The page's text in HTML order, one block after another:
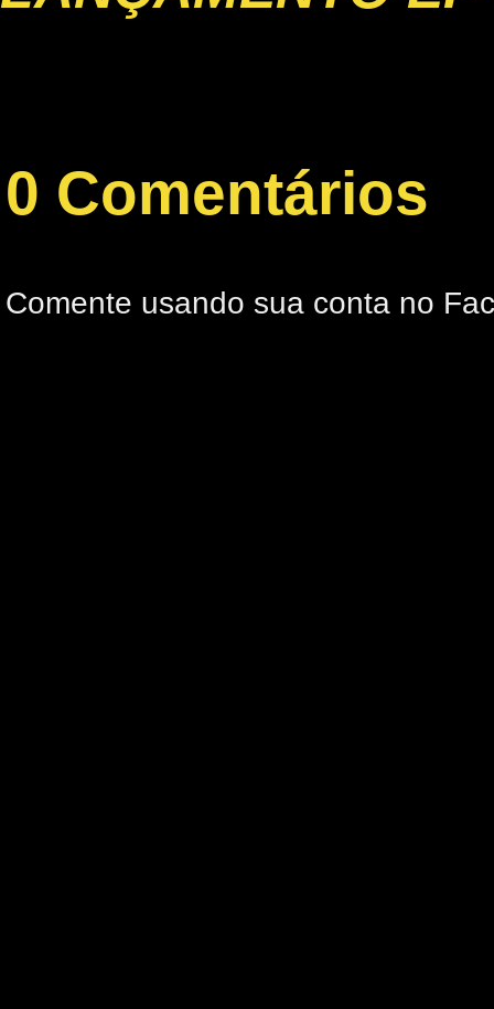
0 Comentários
Comente usando sua conta no